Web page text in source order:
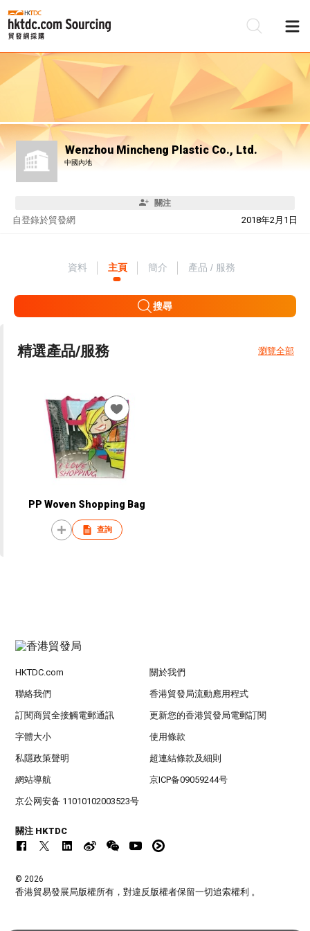
Wenzhou Mincheng Plastic Co., Ltd.
中國內地
關注
自 2018年2月1日
登錄於貿發網
資料 主頁 簡介 產品 / 服務
搜尋
精選產品/服務 瀏覽全部
PP Woven Shopping Bag
查詢
HKTDC.com 關於我們
聯絡我們 香港貿發局流動應用程式
訂閱商貿全接觸電郵通訊 更新您的香港貿發局電郵訂閱
字體大小 使用條款
私隱政策聲明 超連結條款及細則
網站導航 京ICP备09059244号
京公网安备 11010102003523号
關注 HKTDC
© 2026
香港貿易發展局版權所有，對違反版權者保留一切追索權利 。